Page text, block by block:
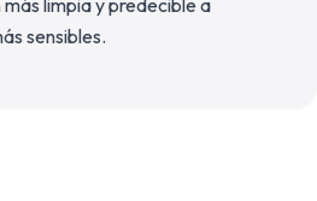
limpia y predecible a
sensibles.